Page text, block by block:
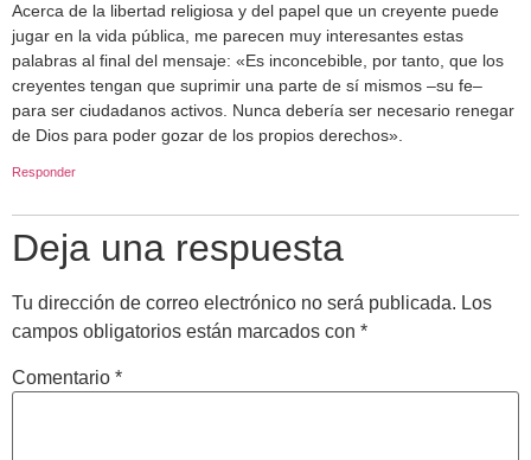
Acerca de la libertad religiosa y del papel que un creyente puede
jugar en la vida pública, me parecen muy interesantes estas
palabras al final del mensaje: «Es inconcebible, por tanto, que los
creyentes tengan que suprimir una parte de sí mismos –su fe–
para ser ciudadanos activos. Nunca debería ser necesario renegar
de Dios para poder gozar de los propios derechos».
Responder
Deja una respuesta
Tu dirección de correo electrónico no será publicada. Los
campos obligatorios están marcados con *
Comentario *